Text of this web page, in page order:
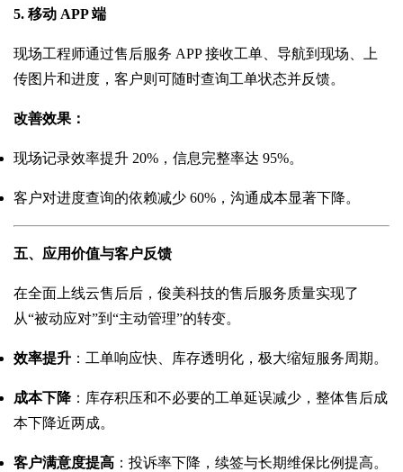
5. 移动 APP 端
现场工程师通过售后服务 APP 接收工单、导航到现场、上
传图片和进度，客户则可随时查询工单状态并反馈。
改善效果：
现场记录效率提升 20%，信息完整率达 95%。
客户对进度查询的依赖减少 60%，沟通成本显著下降。
五、应用价值与客户反馈
在全面上线云售后后，俊美科技的售后服务质量实现了
从“被动应对”到“主动管理”的转变。
效率提升 ：工单响应快、库存透明化，极大缩短服务周期。
成本下降：库存积压和不必要的工单延误减少，整体售后成
本下降近两成。
客户满意度提高 ：投诉率下降，续签与长期维保比例提高。